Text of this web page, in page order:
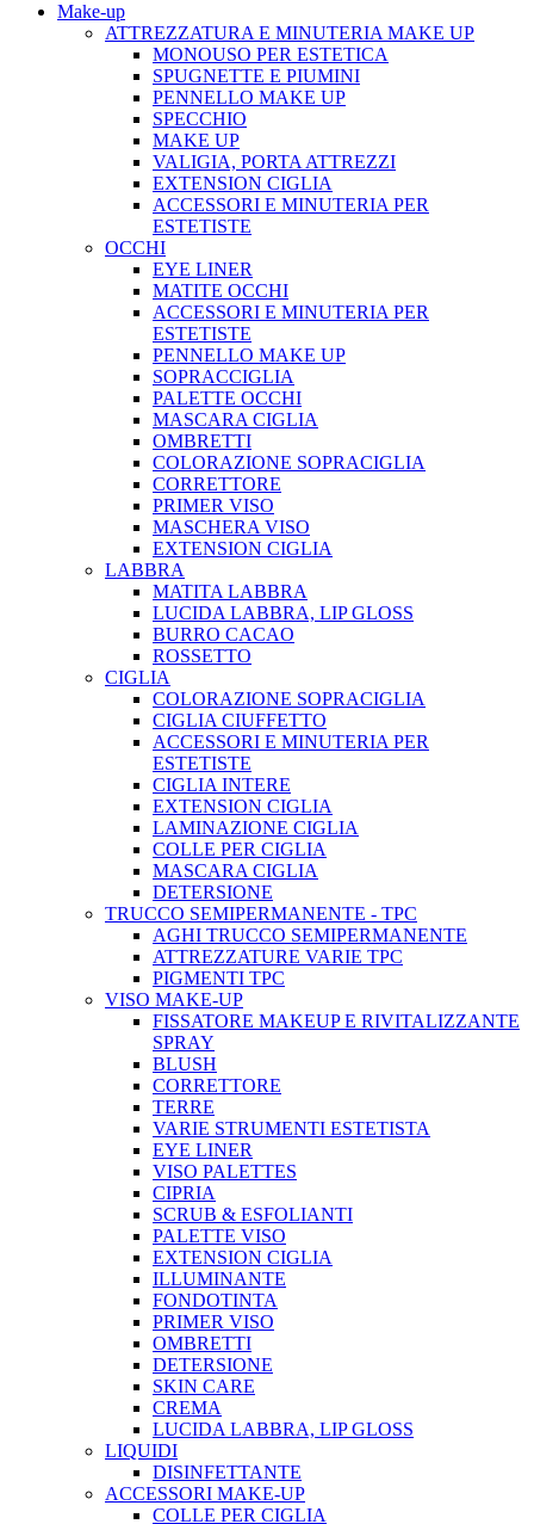
Make-up
ATTREZZATURA E MINUTERIA MAKE UP
MONOUSO PER ESTETICA
SPUGNETTE E PIUMINI
PENNELLO MAKE UP
SPECCHIO
MAKE UP
VALIGIA, PORTA ATTREZZI
EXTENSION CIGLIA
ACCESSORI E MINUTERIA PER
ESTETISTE
OCCHI
EYE LINER
MATITE OCCHI
ACCESSORI E MINUTERIA PER
ESTETISTE
PENNELLO MAKE UP
SOPRACCIGLIA
PALETTE OCCHI
MASCARA CIGLIA
OMBRETTI
COLORAZIONE SOPRACIGLIA
CORRETTORE
PRIMER VISO
MASCHERA VISO
EXTENSION CIGLIA
LABBRA
MATITA LABBRA
LUCIDA LABBRA, LIP GLOSS
BURRO CACAO
ROSSETTO
CIGLIA
COLORAZIONE SOPRACIGLIA
CIGLIA CIUFFETTO
ACCESSORI E MINUTERIA PER
ESTETISTE
CIGLIA INTERE
EXTENSION CIGLIA
LAMINAZIONE CIGLIA
COLLE PER CIGLIA
MASCARA CIGLIA
DETERSIONE
TRUCCO SEMIPERMANENTE - TPC
AGHI TRUCCO SEMIPERMANENTE
ATTREZZATURE VARIE TPC
PIGMENTI TPC
VISO MAKE-UP
FISSATORE MAKEUP E RIVITALIZZANTE
SPRAY
BLUSH
CORRETTORE
TERRE
VARIE STRUMENTI ESTETISTA
EYE LINER
VISO PALETTES
CIPRIA
SCRUB & ESFOLIANTI
PALETTE VISO
EXTENSION CIGLIA
ILLUMINANTE
FONDOTINTA
PRIMER VISO
OMBRETTI
DETERSIONE
SKIN CARE
CREMA
LUCIDA LABBRA, LIP GLOSS
LIQUIDI
DISINFETTANTE
ACCESSORI MAKE-UP
COLLE PER CIGLIA